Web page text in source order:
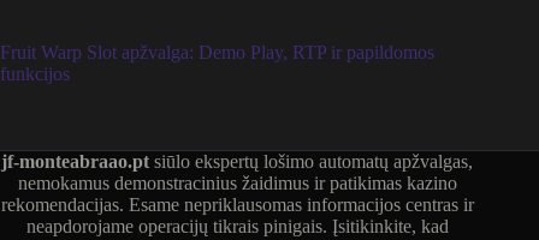
Fruit Warp Slot apžvalga: Demo Play, RTP ir papildomos
funkcijos
jf-monteabraao.pt siūlo ekspertų lošimo automatų apžvalgas,
nemokamus demonstracinius žaidimus ir patikimas kazino
rekomendacijas. Esame nepriklausomas informacijos centras ir
neapdorojame operacijų tikrais pinigais. Įsitikinkite, kad